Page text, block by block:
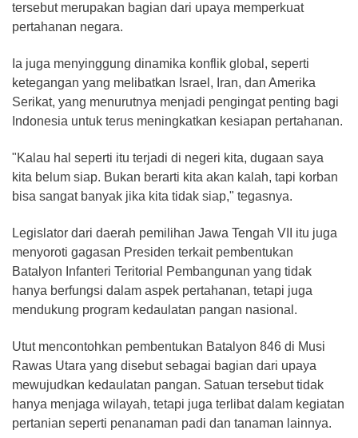
tersebut merupakan bagian dari upaya memperkuat
pertahanan negara.
Ia juga menyinggung dinamika konflik global, seperti
ketegangan yang melibatkan Israel, Iran, dan Amerika
Serikat, yang menurutnya menjadi pengingat penting bagi
Indonesia untuk terus meningkatkan kesiapan pertahanan.
"Kalau hal seperti itu terjadi di negeri kita, dugaan saya
kita belum siap. Bukan berarti kita akan kalah, tapi korban
bisa sangat banyak jika kita tidak siap," tegasnya.
Legislator dari daerah pemilihan Jawa Tengah VII itu juga
menyoroti gagasan Presiden terkait pembentukan
Batalyon Infanteri Teritorial Pembangunan yang tidak
hanya berfungsi dalam aspek pertahanan, tetapi juga
mendukung program kedaulatan pangan nasional.
Utut mencontohkan pembentukan Batalyon 846 di Musi
Rawas Utara yang disebut sebagai bagian dari upaya
mewujudkan kedaulatan pangan. Satuan tersebut tidak
hanya menjaga wilayah, tetapi juga terlibat dalam kegiatan
pertanian seperti penanaman padi dan tanaman lainnya.